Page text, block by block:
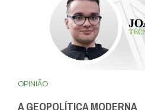
OPINIÃO